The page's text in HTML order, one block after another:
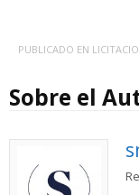
PUBLICADO EN
Sobre el